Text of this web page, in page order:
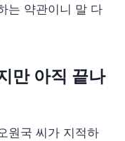
는 약관이니 말 다
만 아직 끝나
원국 씨가 지적하